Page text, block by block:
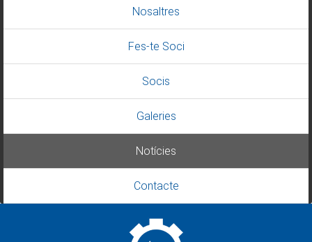
Nosaltres
Fes-te Soci
Socis
Galeries
Notícies
Contacte